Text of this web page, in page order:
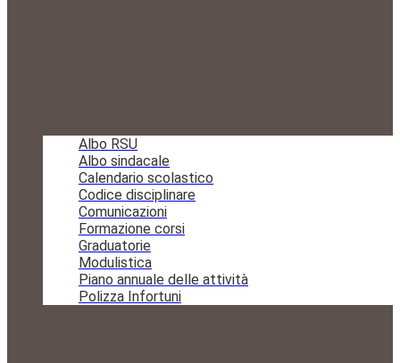
Albo RSU
Albo sindacale
Calendario scolastico
Codice disciplinare
Comunicazioni
Formazione corsi
Graduatorie
Modulistica
Piano annuale delle attività
Polizza Infortuni